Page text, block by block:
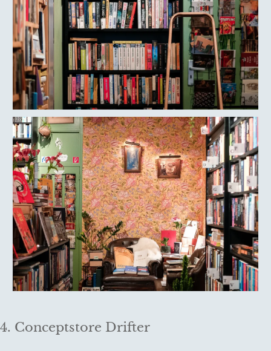
4. Conceptstore Drifter